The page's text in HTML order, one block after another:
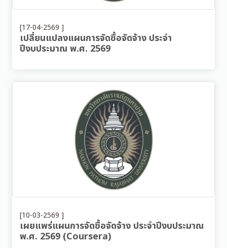
[17-04-2569 ]
เปลี่ยนแปลงแผนการจัดซื้อจัดจ้าง ประจำ
ปีงบประมาณ พ.ศ. 2569
[10-03-2569 ]
เผยแพร่แผนการจัดซื้อจัดจ้าง ประจำปีงบประมาณ
พ.ศ. 2569 (Coursera)